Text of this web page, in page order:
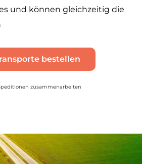
und können gleichzeitig die
bestellen
zusammenarbeiten